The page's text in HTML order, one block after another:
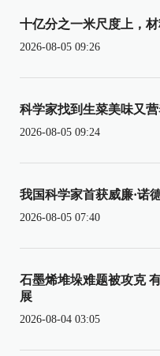
十亿分之一米尺度上，
2026-08-05 09:26
科学家找到生菜美味又
2026-08-05 09:24
我国科学家首获威廉·诺
2026-08-05 07:40
石墨烯堆垛难题被攻克
展
2026-08-04 03:05